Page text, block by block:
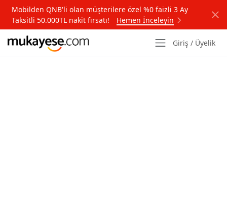
Mobilden QNB'li olan müşterilere özel %0 faizli 3 Ay
Taksitli 50.000TL nakit fırsatı!
Hemen İnceleyin
Giriş / Üyelik